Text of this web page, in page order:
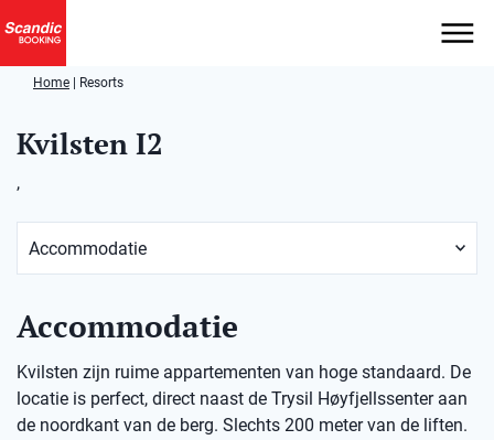
Home Resorts
Kvilsten I2
,
Accommodatie
Kvilsten zijn ruime appartementen van hoge standaard. De
locatie is perfect, direct naast de Trysil Høyfjellssenter aan
de noordkant van de berg. Slechts 200 meter van de liften.